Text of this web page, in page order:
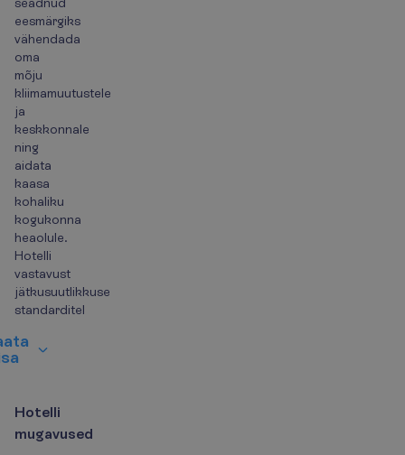
eesmärgiks
vähendada
oma
mõju
kliimamuutustele
ja
keskkonnale
ning
aidata
kaasa
kohaliku
kogukonna
heaolule.
Hotelli
vastavust
jätkusuutlikkuse
standarditel
ata
sa
Hotelli
mugavused